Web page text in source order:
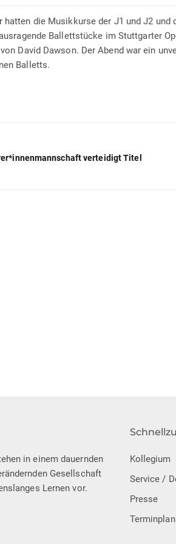
hatten die Musikkurse der J1 und J2
Ballettstücke im Stuttgarter
von David Dawson. Der Abend war ein
Balletts.
verteidigt Titel
in einem dauernden
Gesellschaft
Lernen vor.
Kollegium
Service /
Presse
Terminplan